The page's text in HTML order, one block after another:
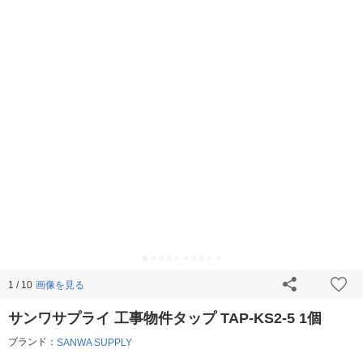
1 / 10 画像を見る
サンワサプライ 工事物件タップ TAP-KS2-5 1個
ブランド： SANWA SUPPLY